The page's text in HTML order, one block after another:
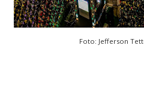
Foto: Jefferson